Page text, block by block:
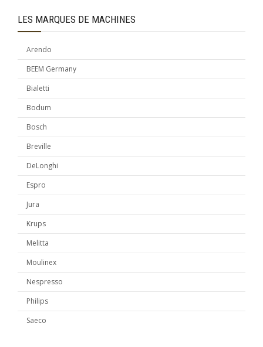
LES MARQUES DE MACHINES
Arendo
BEEM Germany
Bialetti
Bodum
Bosch
Breville
DeLonghi
Espro
Jura
Krups
Melitta
Moulinex
Nespresso
Philips
Saeco